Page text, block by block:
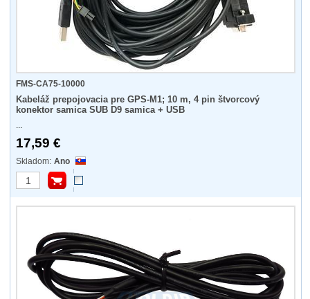
FMS-CA75-10000
Kabeláž prepojovacia pre GPS-M1; 10 m, 4 pin štvorcový
konektor samica SUB D9 samica + USB
...
17,59 €
Ano